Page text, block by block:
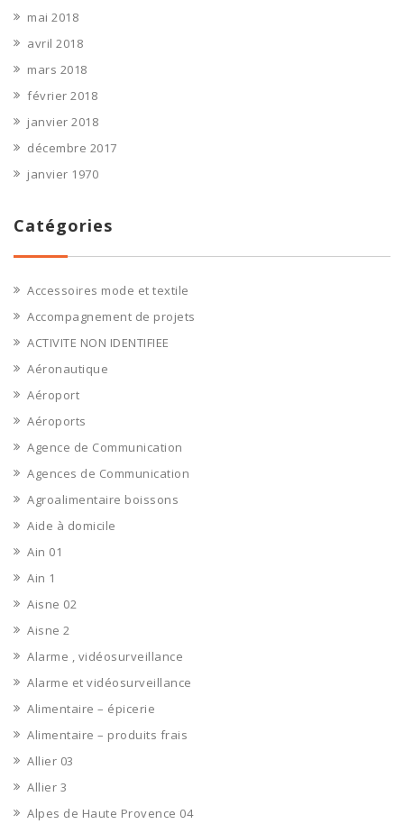
mai 2018
avril 2018
mars 2018
février 2018
janvier 2018
décembre 2017
janvier 1970
Catégories
Accessoires mode et textile
Accompagnement de projets
ACTIVITE NON IDENTIFIEE
Aéronautique
Aéroport
Aéroports
Agence de Communication
Agences de Communication
Agroalimentaire boissons
Aide à domicile
Ain 01
Ain 1
Aisne 02
Aisne 2
Alarme , vidéosurveillance
Alarme et vidéosurveillance
Alimentaire – épicerie
Alimentaire – produits frais
Allier 03
Allier 3
Alpes de Haute Provence 04